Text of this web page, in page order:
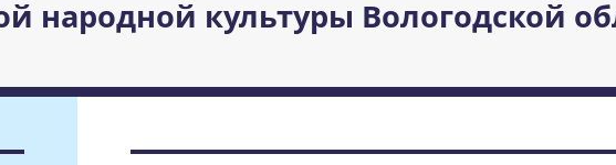
народной культуры Вологодской